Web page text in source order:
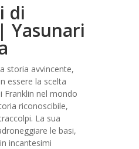
di
Yasunari
storia avvincente,
essere la scelta
Franklin nel mondo
riconoscibile,
La sua
le basi,
incantesimi